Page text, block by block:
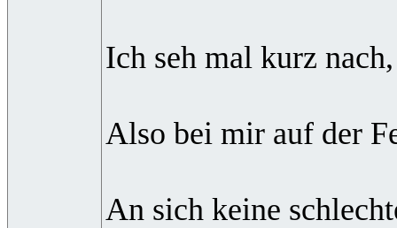
Ich seh mal kurz
Also bei mir auf der
An sich keine